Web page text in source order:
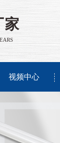
视频中心
家